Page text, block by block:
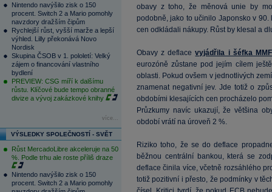
Nintendo navýšilo zisk o 150
procent. Switch 2 a Mario pomohly
navzdory dražším čipům
Rychlejší růst, vyšší marže a lepší
výhled. Lilly překonává Novo
Nordisk
Skupina ČSOB v 1. pololetí: Velký
zájem o financování vlastního
bydlení
PREVIEW: CSG míří k dalšímu
růstu. Klíčové bude tempo obranné
divize a vývoj zakázkové knihy
více...
VÝSLEDKY SPOLEČNOSTÍ - SVĚT
Růst MercadoLibre akceleruje na 50
%. Podle trhu ale roste příliš draze
Nintendo navýšilo zisk o 150
procent. Switch 2 a Mario pomohly
obavy z toho, že měnová unie by
podobně, jako to učinilo Japonsko v
cen odkládali nákupy. Růst by klesal a
Obavy z deflacevyjádřila i šéfka
eurozóně zůstane pod jejím cílem
oblasti. Pokud ovšem v jednotlivých
znamenat negativní jev. Jde totiž o
obdobími klesajících cen procházelo
Průzkumy navíc ukazují, že většina
období vrátí na úroveň 2 %.
Riziko toho, že se do deflace
běžnou centrální bankou, která se
deflace činila více, včetně rozsáhlého
totiž pozitivní i přesto, že podmínky v